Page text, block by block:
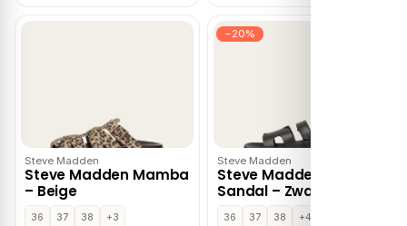
Steve Madden
Steve Madden Mamba
– Beige
36 37 38
+3
−20%
Steve Madden
Steve Madden Missile
Sandal – Zwart
36 37 38
+4